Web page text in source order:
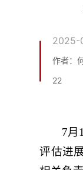
2025-
作者：
22
7月
评估进